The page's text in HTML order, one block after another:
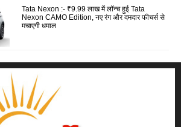
Tata Nexon :- ₹9.99 लाख में लॉन्च हुई Tata
Nexon CAMO Edition, नए रंग और दमदार फीचर्स से
मचाएगी धमाल